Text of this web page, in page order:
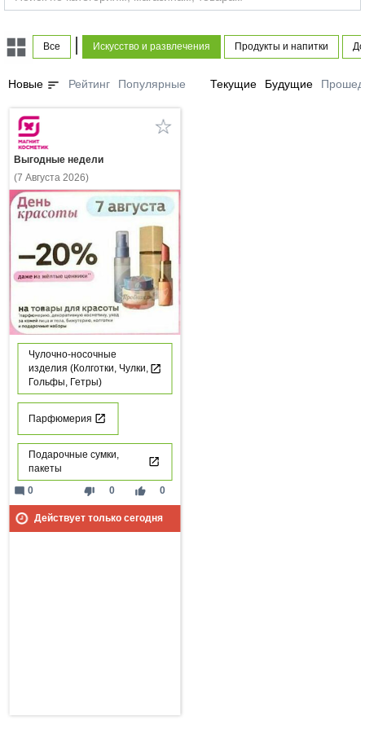
Все Искусство и развлечения Продукты и напитки
Новые sort Рейтинг Популярные Текущие Будущие
Выгодные недели
(7 Августа 2026)
Чулочно-носочные
изделия (Колготки, Чулки,
Гольфы, Гетры)
Парфюмерия
Подарочные сумки,
пакеты
thumb_down 0 thumb_up 0
mode_comment 0
Действует только сегодня